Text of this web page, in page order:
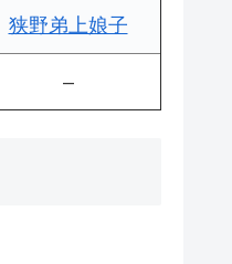
狭野弟上娘子
–